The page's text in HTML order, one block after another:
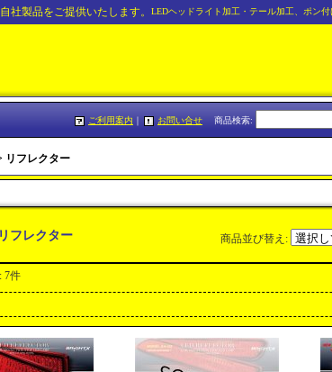
社製品をご提供いたします。 LEDヘッドライト加工・テール加工、ポン
ご利用案内 ｜ お問い合せ 商品検索:
リフレクター
フレクター 商品並び替え :
: 7件